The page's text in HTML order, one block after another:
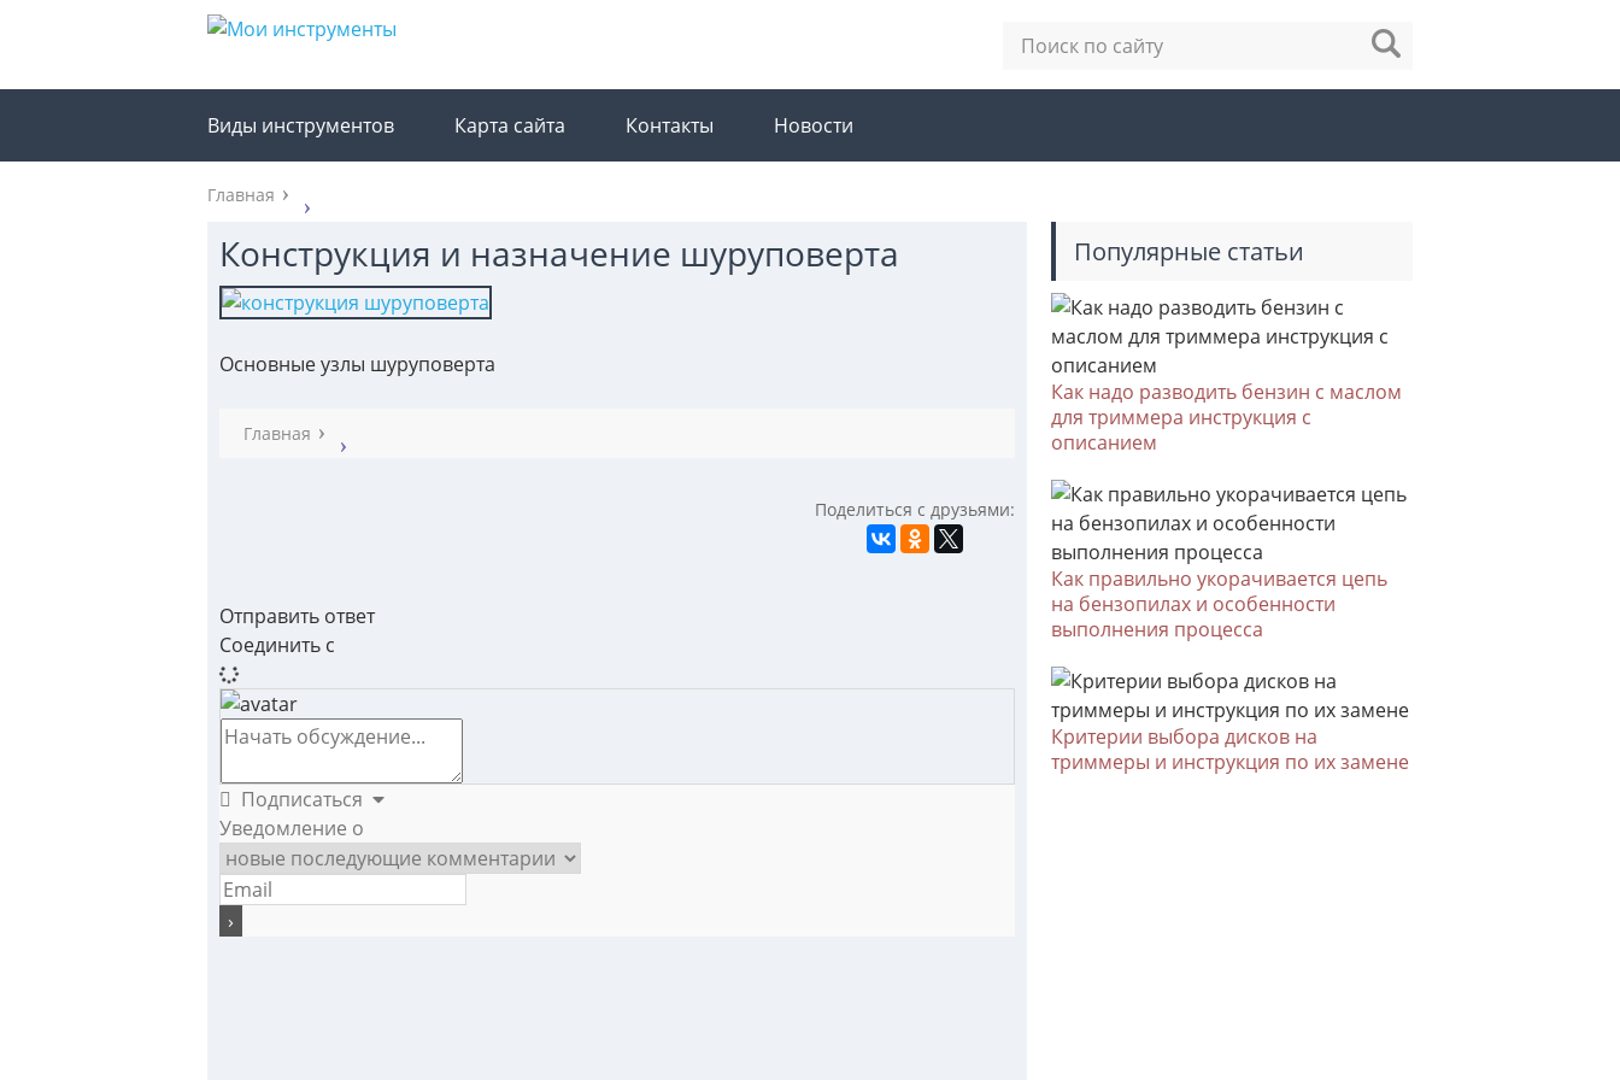
Виды инструментов Карта сайта Контакты Новости
Главная
Конструкция и назначение шуруповерта
Основные узлы шуруповерта
Главная
Поделиться с друзьями:
Отправить ответ
Соединить с
Подписаться
Уведомление о
Популярные статьи
Как надо разводить бензин с маслом
для триммера инструкция с
описанием
Как правильно укорачивается цепь
на бензопилах и особенности
выполнения процесса
Критерии выбора дисков на
триммеры и инструкция по их замене